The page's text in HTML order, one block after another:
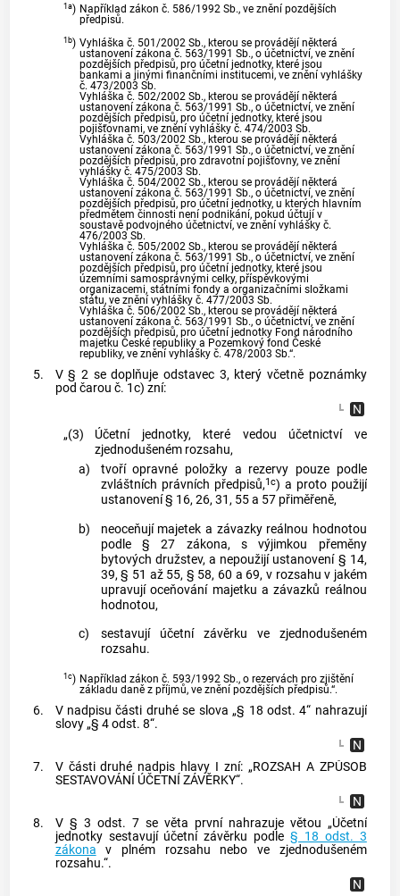
1a) Například zákon č. 586/1992 Sb., ve znění pozdějších
předpisů.
1b) Vyhláška č. 501/2002 Sb., kterou se provádějí některá
ustanovení zákona č. 563/1991 Sb., o účetnictví, ve znění
pozdějších předpisů, pro účetní jednotky, které jsou
bankami a jinými finančními institucemi, ve znění vyhlášky
č. 473/2003 Sb.
Vyhláška č. 502/2002 Sb., kterou se provádějí některá
ustanovení zákona č. 563/1991 Sb., o účetnictví, ve znění
pozdějších předpisů, pro účetní jednotky, které jsou
pojišťovnami, ve znění vyhlášky č. 474/2003 Sb.
Vyhláška č. 503/2002 Sb., kterou se provádějí některá
ustanovení zákona č. 563/1991 Sb., o účetnictví, ve znění
pozdějších předpisů, pro zdravotní pojišťovny, ve znění
vyhlášky č. 475/2003 Sb.
Vyhláška č. 504/2002 Sb., kterou se provádějí některá
ustanovení zákona č. 563/1991 Sb., o účetnictví, ve znění
pozdějších předpisů, pro účetní jednotky, u kterých hlavním
předmětem činnosti není podnikání, pokud účtují v
soustavě podvojného účetnictví, ve znění vyhlášky č.
476/2003 Sb.
Vyhláška č. 505/2002 Sb., kterou se provádějí některá
ustanovení zákona č. 563/1991 Sb., o účetnictví, ve znění
pozdějších předpisů, pro účetní jednotky, které jsou
územními samosprávnými celky, příspěvkovými
organizacemi, státními fondy a organizačními složkami
státu, ve znění vyhlášky č. 477/2003 Sb.
Vyhláška č. 506/2002 Sb., kterou se provádějí některá
ustanovení zákona č. 563/1991 Sb., o účetnictví, ve znění
pozdějších předpisů, pro účetní jednotky Fond národního
majetku České republiky a Pozemkový fond České
republiky, ve znění vyhlášky č. 478/2003 Sb.“.
5.
V § 2 se doplňuje odstavec 3, který včetně poznámky
pod čarou č. 1c) zní:
„(3)
Účetní jednotky, které vedou účetnictví ve
zjednodušeném rozsahu,
a)
tvoří opravné položky a rezervy pouze podle
zvláštních právních předpisů,1c) a proto použijí
ustanovení § 16, 26, 31, 55 a 57 přiměřeně,
b)
neoceňují majetek a závazky reálnou hodnotou
podle § 27 zákona, s výjimkou přeměny
bytových družstev, a nepoužijí ustanovení § 14,
39, § 51 až 55, § 58, 60 a 69, v rozsahu v jakém
upravují oceňování majetku a závazků reálnou
hodnotou,
c)
sestavují účetní závěrku ve zjednodušeném
rozsahu.
1c) Například zákon č. 593/1992 Sb., o rezervách pro zjištění
základu daně z příjmů, ve znění pozdějších předpisů.“.
6.
V nadpisu části druhé se slova „§ 18 odst. 4“ nahrazují
slovy „§ 4 odst. 8“.
7.
V části druhé nadpis hlavy I zní: „ROZSAH A ZPŮSOB
SESTAVOVÁNÍ ÚČETNÍ ZÁVĚRKY“.
8.
V § 3 odst. 7 se věta první nahrazuje větou „Účetní
jednotky sestavují účetní závěrku podle§ 18 odst. 3
zákona v plném rozsahu nebo ve zjednodušeném
rozsahu.“.